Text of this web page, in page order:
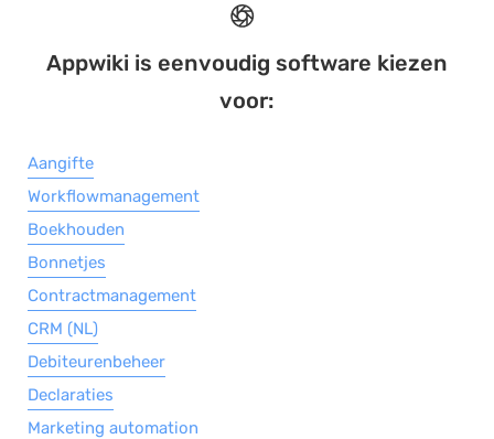
Appwiki is eenvoudig software kiezen
voor:
Aangifte
Workflowmanagement
Boekhouden
Bonnetjes
Contractmanagement
CRM (NL)
Debiteurenbeheer
Declaraties
Marketing automation